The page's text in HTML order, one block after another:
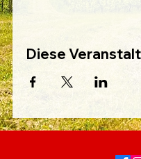
Diese